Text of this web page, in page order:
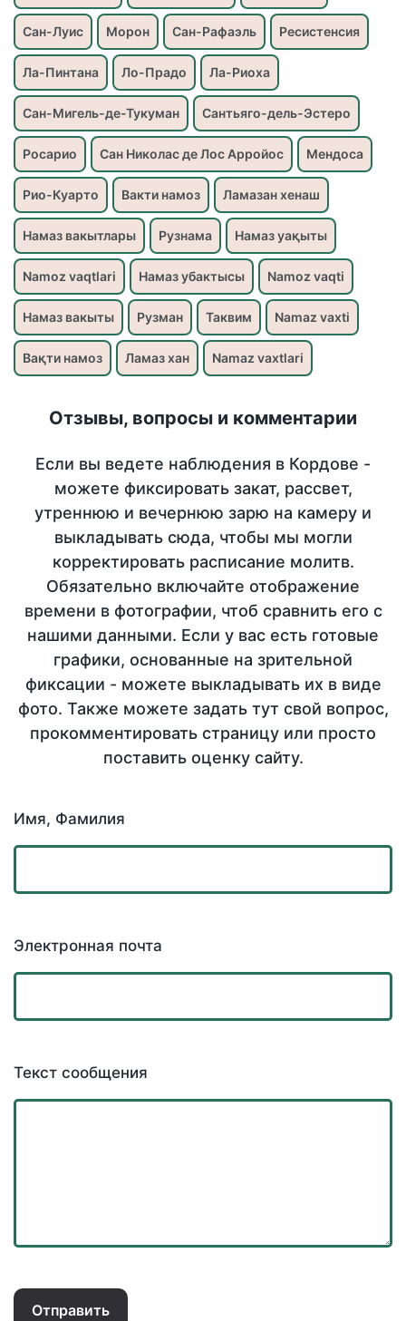
Сан-Луис Морон Сан-Рафаэль Ресистенсия
Ла-Пинтана Ло-Прадо Ла-Риоха
Сан-Мигель-де-Тукуман Сантьяго-дель-Эстеро
Росарио Сан Николас де Лос Арройос Мендоса
Рио-Куарто Вакти намоз Ламазан хенаш
Намаз вакытлары Рузнама Намаз уақыты
Namoz vaqtlari Намаз убактысы Namoz vaqti
Намаз вакыты Рузман Таквим Namaz vaxti
Вақти намоз Ламаз хан Namaz vaxtlari
Отзывы, вопросы и комментарии
Если вы ведете наблюдения в Кордове -
можете фиксировать закат, рассвет,
утреннюю и вечернюю зарю на камеру и
выкладывать сюда, чтобы мы могли
корректировать расписание молитв.
Обязательно включайте отображение
времени в фотографии, чтоб сравнить его с
нашими данными. Если у вас есть готовые
графики, основанные на зрительной
фиксации - можете выкладывать их в виде
фото. Также можете задать тут свой вопрос,
прокомментировать страницу или просто
поставить оценку сайту.
Имя, Фамилия
Электронная почта
Текст сообщения
Отправить